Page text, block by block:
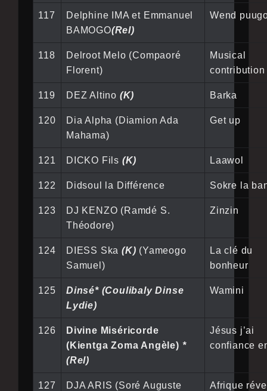
117
Delphine IMA et Emmanuel
BAMOGO(Rel)
Wend
118
Delroot Melo (Compaoré
Florent)
Musical
contribution
119 DEZ Altino (K) Barka
120
Dia Alpha (Diamion Ada
Mahama)
Get up
121 DICKO Fils (K) Laawol
122 Didsoul la Différence Sokre la
123
DJ KENZO (Ramdé S.
Théodore)
Zinzin
124 DIESS Ska (K) (Yameogo
Samuel)
La clé du
bonheur
125
Dinsé* (Coulibaly Dinse
Lydie)
Wamini
126
Divine Miséricorde
(Kientga Zoma Angèle) *
(Rel)
Jésus j’ai
confiance
127
DJA ARIS (Soré Auguste
Afrique